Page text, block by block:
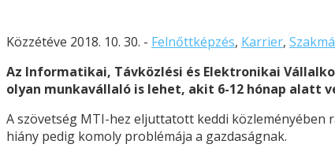
Közzétéve 2018. 10. 30. - Felnőttképzés, Karrier,
Az Informatikai, Távközlési és Elektronikai
olyan munkavállaló is lehet, akit 6-12 hónap alatt
A szövetség MTI-hez eljuttatott keddi
hiány pedig komoly problémája a gazdaságnak.